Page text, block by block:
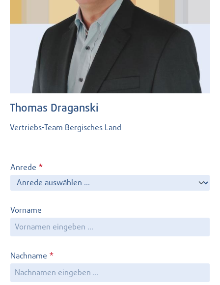
Thomas Draganski
Vertriebs-Team Bergisches Land
Anrede *
Vorname
Nachname *